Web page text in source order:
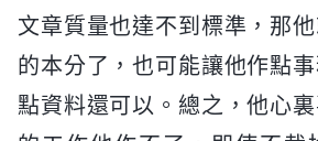
文章質量也達不到標準，那
的本分了，也可能讓他作點
點資料還可以。總之，他心